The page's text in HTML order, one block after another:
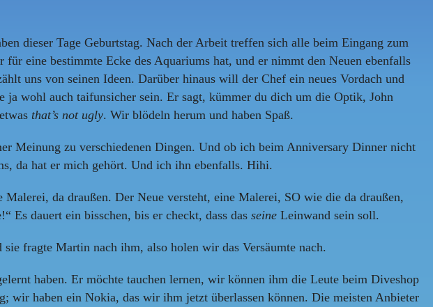
dieser Tage Geburtstag. Nach der Arbeit treffen sich alle beim Eingang zum
eine bestimmte Ecke des Aquariums hat, und er nimmt den Neuen ebenfalls
uns von seinen Ideen. Darüber hinaus will der Chef ein neues Vordach und
ja wohl auch taifunsicher sein. Er sagt, kümmer du dich um die Optik, John
that’s not ugly. Wir blödeln herum und haben Spaß.
Meinung zu verschiedenen Dingen. Und ob ich beim Anniversary Dinner nicht
da hat er mich gehört. Und ich ihn ebenfalls. Hihi.
da draußen. Der Neue versteht, eine Malerei, SO wie die da draußen,
dauert ein bisschen, bis er checkt, dass das seine Leinwand sein soll.
fragte Martin nach ihm, also holen wir das Versäumte nach.
haben. Er möchte tauchen lernen, wir können ihm die Leute beim Diveshop
wir haben ein Nokia, das wir ihm jetzt überlassen können. Die meisten Anbieter